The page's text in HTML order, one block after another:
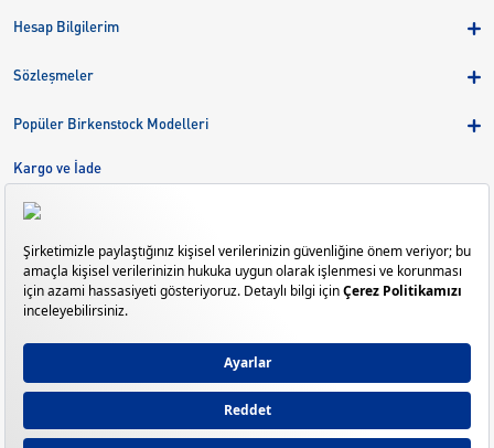
Birkenstock Group
Kariyer
Hesap Bilgilerim
Sipariş Takibi
Sözleşmeler
Kargo ve İade
Çerez Tercihlerini Yönetin
Popüler Birkenstock Modelleri
Gizeh
Mayari
Madrid
Kargo ve İade
Bize Ulaşın